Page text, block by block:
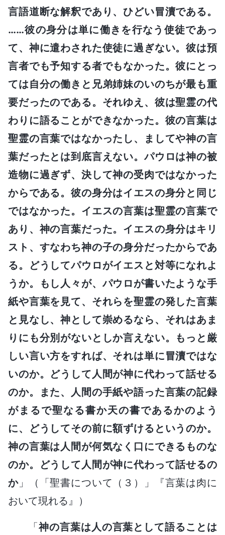
言語道断な解釈であり、ひどい冒瀆である。
……彼の身分は単に働きを行なう使徒であっ
て、神に遣わされた使徒に過ぎない。彼は預
言者でも予知する者でもなかった。彼にとっ
ては自分の働きと兄弟姉妹のいのちが最も重
要だったのである。それゆえ、彼は聖霊の代
わりに語ることができなかった。彼の言葉は
聖霊の言葉ではなかったし、ましてや神の言
葉だったとは到底言えない。パウロは神の被
造物に過ぎず、決して神の受肉ではなかった
からである。彼の身分はイエスの身分と同じ
ではなかった。イエスの言葉は聖霊の言葉で
あり、神の言葉だった。イエスの身分はキリ
スト、すなわち神の子の身分だったからであ
る。どうしてパウロがイエスと対等になれよ
うか。もし人々が、パウロが書いたような手
紙や言葉を見て、それらを聖霊の発した言葉
と見なし、神として崇めるなら、それはあま
りにも分別がないとしか言えない。もっと厳
しい言い方をすれば、それは単に冒瀆ではな
いのか。どうして人間が神に代わって話せる
のか。また、人間の手紙や語った言葉の記録
がまるで聖なる書か天の書であるかのよう
に、どうしてその前に額ずけるというのか。
神の言葉は人間が何気なく口にできるものな
のか。どうして人間が神に代わって話せるの
か」（「聖書について（３）」『言葉は肉に
おいて現れる』）
「神の言葉は人の言葉として語ることは